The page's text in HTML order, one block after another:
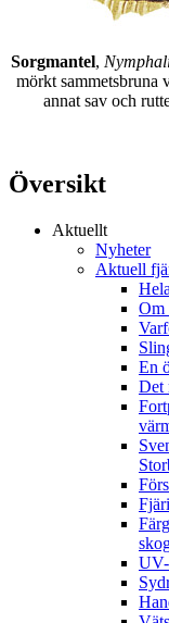
Sorgmantel,
mörkt sammetsbruna
annat sav och
Översikt
Aktuellt
Nyheter
Aktuell
Om
En
Det
UV-